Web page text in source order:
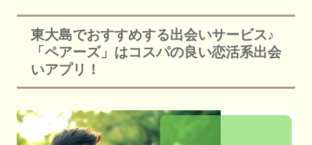
東大島でおすすめする出会いサービス♪
「ペアーズ」はコスパの良い恋活系出会
いアプリ！